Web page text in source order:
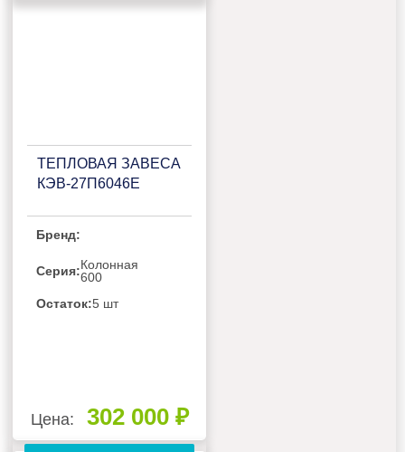
ТЕПЛОВАЯ ЗАВЕСА
КЭВ-27П6046Е
Бренд:
Серия:Колонная
600
Остаток:5 шт
Цена: 302 000 ₽